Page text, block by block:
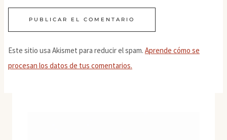
Este sitio usa Akismet para reducir el spam. Aprende cómo se
procesan los datos de tus comentarios.